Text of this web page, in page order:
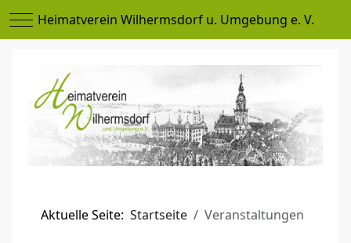
Mobile Menu Toggle
Heimatverein Wilhermsdorf u. Umgebung e. V.
Aktuelle Seite:Startseite Veranstaltungen